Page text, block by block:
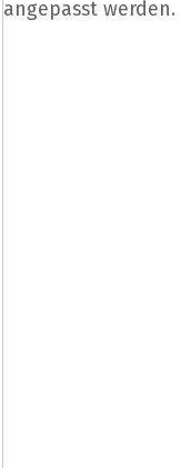
angepasst werden.